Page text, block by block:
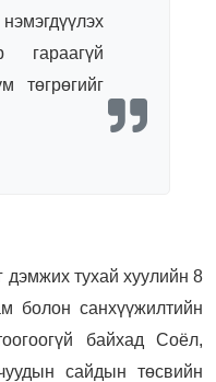
гараагүй
төгрөгийг
дэмжих тухай хуулийн 8
болон санхүүжилтийн
байхад Соёл,
сайдын төсвийн